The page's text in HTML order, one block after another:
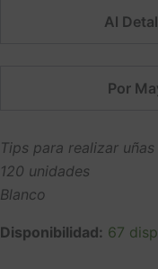
Al
Por
Tips para realizar
120 unidades
Blanco
Disponibilidad: 67